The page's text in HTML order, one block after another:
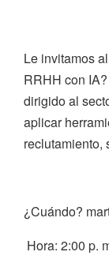
Le invitamos
RRHH con
dirigido al
aplicar
reclutamiento,
¿Cuándo?
Hora: 2:00 p.